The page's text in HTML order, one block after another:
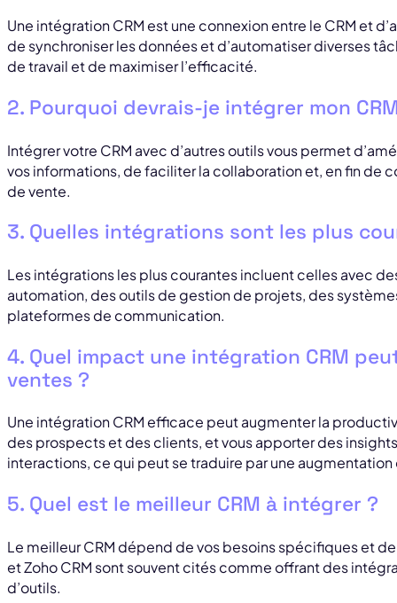
Une intégration CRM est une connexion entre le CRM et
de synchroniser les données et d’automatiser diverses
de travail et de maximiser l’efficacité.
2. Pourquoi devrais-je intégrer mon
Intégrer votre CRM avec d’autres outils vous permet
vos informations, de faciliter la collaboration et, en fin de
de vente.
3. Quelles intégrations sont les plus
Les intégrations les plus courantes incluent celles avec
automation, des outils de gestion de projets, des
plateformes de communication.
4. Quel impact une intégration CRM
ventes ?
Une intégration CRM efficace peut augmenter la
des prospects et des clients, et vous apporter des
interactions, ce qui peut se traduire par une
5. Quel est le meilleur CRM à intégrer ?
Le meilleur CRM dépend de vos besoins spécifiques et
et Zoho CRM sont souvent cités comme offrant des
d’outils.